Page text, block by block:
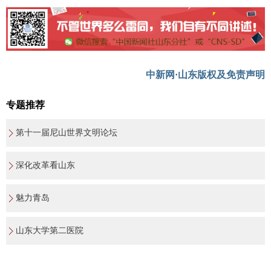
中新网·山东版权及免责声明
专题推荐
第十一届尼山世界文明论坛
深化改革看山东
魅力青岛
山东大学第二医院